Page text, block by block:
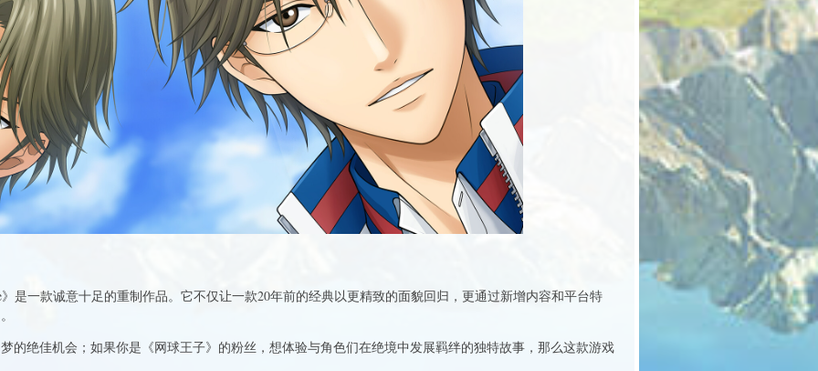
是一款诚意十足的重制作品。它不仅让一款20年前的经典以更精致的面貌回归，更通过新增内容和平台特
的绝佳机会；如果你是《网球王子》的粉丝，想体验与角色们在绝境中发展羁绊的独特故事，那么这款游戏